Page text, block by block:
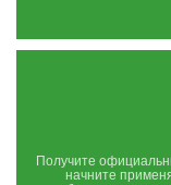
Получите
начните